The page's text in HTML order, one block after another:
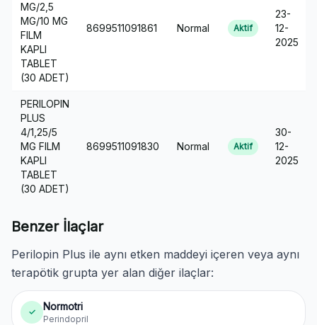
MG/2,5
MG/10 MG
FILM
KAPLI
TABLET
(30 ADET)
8699511091861 Normal Aktif
23-
12-
2025
PERILOPIN
PLUS
4/1,25/5
MG FILM
KAPLI
TABLET
(30 ADET)
8699511091830 Normal Aktif
30-
12-
2025
Benzer İlaçlar
Perilopin Plus ile aynı etken maddeyi içeren veya aynı
terapötik grupta yer alan diğer ilaçlar:
✓ Normotri
Perindopril